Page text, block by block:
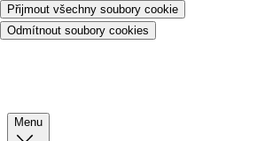
Přijmout všechny soubory cookie
Odmítnout soubory cookies
Menu